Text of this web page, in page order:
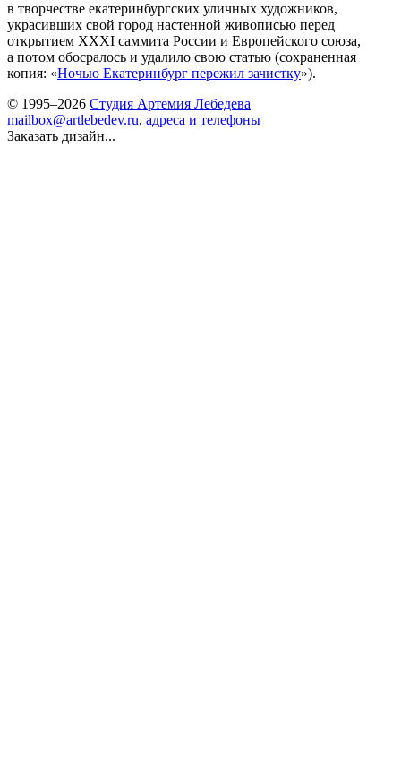
в творчестве екатеринбургских уличных художников,
украсивших свой город настенной живописью перед
открытием XXXI саммита России и Европейского союза,
а потом обосралось и удалило свою статью (сохраненная
копия: «Ночью Екатеринбург пережил зачистку»).
© 1995–2026 Студия Артемия Лебедева
mailbox@artlebedev.ru, адреса и телефоны
Заказать дизайн...